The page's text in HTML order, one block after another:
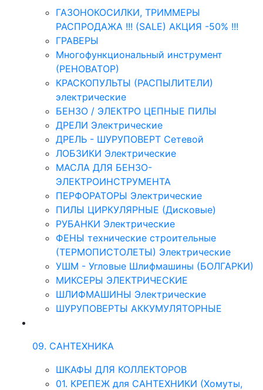
ГАЗОНОКОСИЛКИ, ТРИММЕРЫ
РАСПРОДАЖА !!! (SALE) АКЦИЯ -50% !!!
ГРАВЕРЫ
Многофункциональный инструмент
(РЕНОВАТОР)
КРАСКОПУЛЬТЫ (РАСПЫЛИТЕЛИ)
электрические
БЕНЗО / ЭЛЕКТРО ЦЕПНЫЕ ПИЛЫ
ДРЕЛИ Электрические
ДРЕЛЬ - ШУРУПОВЕРТ Сетевой
ЛОБЗИКИ Электрические
МАСЛА ДЛЯ БЕНЗО-
ЭЛЕКТРОИНСТРУМЕНТА
ПЕРФОРАТОРЫ Электрические
ПИЛЫ ЦИРКУЛЯРНЫЕ (Дисковые)
РУБАНКИ Электрические
ФЕНЫ технические строительные
(ТЕРМОПИСТОЛЕТЫ) Электрические
УШМ - Угловые Шлифмашины (БОЛГАРКИ)
МИКСЕРЫ ЭЛЕКТРИЧЕСКИЕ
ШЛИФМАШИНЫ Электрические
ШУРУПОВЕРТЫ АККУМУЛЯТОРНЫЕ
09. САНТЕХНИКА
ШКАФЫ ДЛЯ КОЛЛЕКТОРОВ
01. КРЕПЕЖ для САНТЕХНИКИ (Хомуты,